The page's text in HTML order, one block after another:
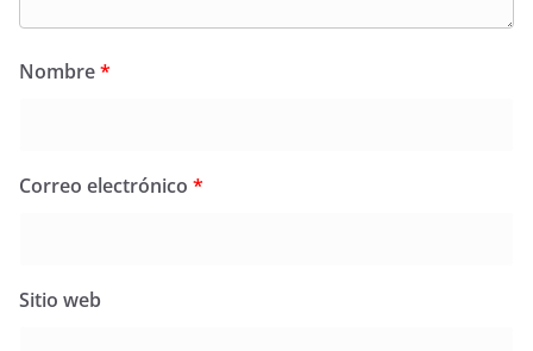
Nombre*
Correo electrónico *
Sitio web